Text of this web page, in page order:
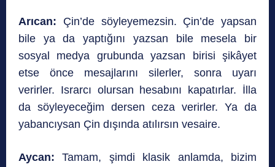
Arıcan: Çin’de söyleyemezsin. Çin’de yapsan
bile ya da yaptığını yazsan bile mesela bir
sosyal medya grubunda yazsan birisi şikâyet
etse önce mesajlarını silerler, sonra uyarı
verirler. Israrcı olursan hesabını kapatırlar. İlla
da söyleyeceğim dersen ceza verirler. Ya da
yabancıysan Çin dışında atılırsın vesaire.
Aycan:Tamam, şimdi klasik anlamda, bizim